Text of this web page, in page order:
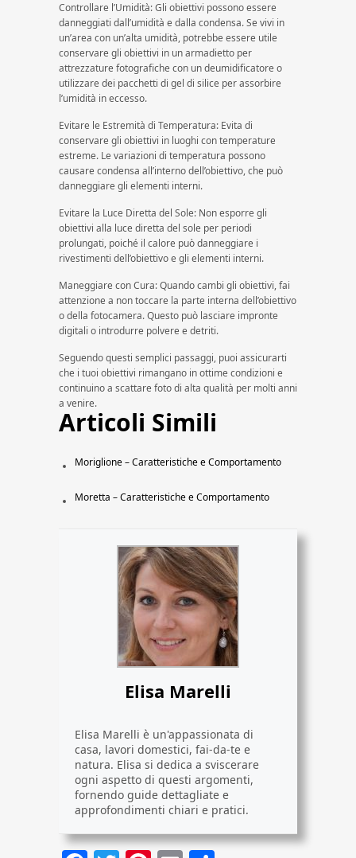
Controllare l’Umidità: Gli obiettivi possono essere
danneggiati dall’umidità e dalla condensa. Se vivi in
un’area con un’alta umidità, potrebbe essere utile
conservare gli obiettivi in un armadietto per
attrezzature fotografiche con un deumidificatore o
utilizzare dei pacchetti di gel di silice per assorbire
l’umidità in eccesso.
Evitare le Estremità di Temperatura: Evita di
conservare gli obiettivi in luoghi con temperature
estreme. Le variazioni di temperatura possono
causare condensa all’interno dell’obiettivo, che può
danneggiare gli elementi interni.
Evitare la Luce Diretta del Sole: Non esporre gli
obiettivi alla luce diretta del sole per periodi
prolungati, poiché il calore può danneggiare i
rivestimenti dell’obiettivo e gli elementi interni.
Maneggiare con Cura: Quando cambi gli obiettivi, fai
attenzione a non toccare la parte interna dell’obiettivo
o della fotocamera. Questo può lasciare impronte
digitali o introdurre polvere e detriti.
Seguendo questi semplici passaggi, puoi assicurarti
che i tuoi obiettivi rimangano in ottime condizioni e
continuino a scattare foto di alta qualità per molti anni
a venire.
Articoli Simili
Moriglione – Caratteristiche e Comportamento
Moretta – Caratteristiche e Comportamento
Elisa Marelli
Elisa Marelli è un'appassionata di
casa, lavori domestici, fai-da-te e
natura. Elisa si dedica a sviscerare
ogni aspetto di questi argomenti,
fornendo guide dettagliate e
approfondimenti chiari e pratici.